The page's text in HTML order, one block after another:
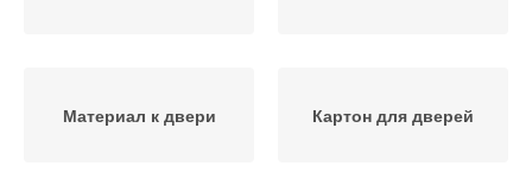
Материал к двери Картон для дверей